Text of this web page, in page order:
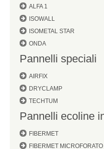
ALFA 1
ISOWALL
ISOMETAL STAR
ONDA
Pannelli speciali
AIRFIX
DRYCLAMP
TECHTUM
Pannelli ecoline
FIBERMET
FIBERMET MICROFORATO